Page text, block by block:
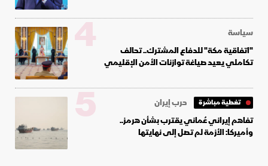
سياسة
"اتفاقية مكة" للدفاع المشترك.. تحالف
تكاملي يعيد صياغة توازنات الأمن الإقليمي 4
تغطية مباشرة
حرب إيران
تفاهم إيراني عُماني يقترب بشأن هرمز..
وأميركا: الأزمة لم تصل إلى نهايتها
5